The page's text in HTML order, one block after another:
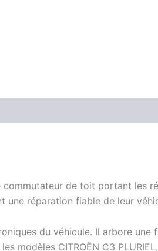
commutateur de toit portant les
réparation fiable de leur
du véhicule. Il arbore une
modèles CITROËN C3